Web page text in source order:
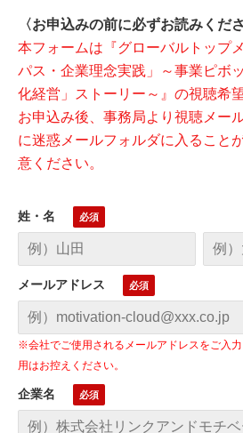
〈お申込みの前に必ずお読みくださ
本フォームは『グローバルトップ
パス・企業理念実践」～事業ピボ
化経営」ストーリー～』の視聴希
お申込み後、事務局より視聴メー
に迷惑メールフォルダに入ること
意ください。
姓・名
メールアドレス
※会社でご使用されるメールアドレスをご入
用はお控えください。
企業名